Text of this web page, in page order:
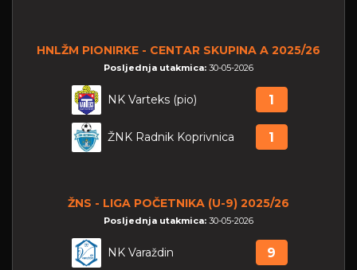
HNLŽM PIONIRKE - CENTAR SKUPINA A 2025/26
Posljednja utakmica: 30-05-2026
NK Varteks (pio) 1
ŽNK Radnik Koprivnica 1
ŽNS - LIGA POČETNIKA (U-9) 2025/26
Posljednja utakmica: 30-05-2026
NK Varaždin 9